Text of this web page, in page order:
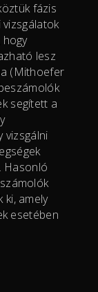
fázis
vizsgálatok
hogy
lesz
(Mithoefer
segített a
vizsgálni
Hasonló
ki, amely
esetében